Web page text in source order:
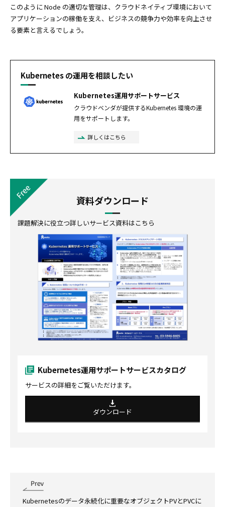
このように Node の適切な管理は、クラウドネイティブ環境において
アプリケーションの稼働を支え、ビジネスの競争力や効率を向上させ
る要素と言えるでしょう。
Kubernetes の運用を相談したい
Kubernetes運用サポートサービス
クラウドベンダが提供するKubernetes 環境の運
用をサポートします。
詳しくはこちら
資料ダウンロード
課題解決に役立つ詳しいサービス資料はこちら
Kubernetes運用サポートサービスカタログ
サービスの詳細をご覧いただけます。
ダウンロード
Kubernetesのデータ永続化に重要なオブジェクトPVとPVCに